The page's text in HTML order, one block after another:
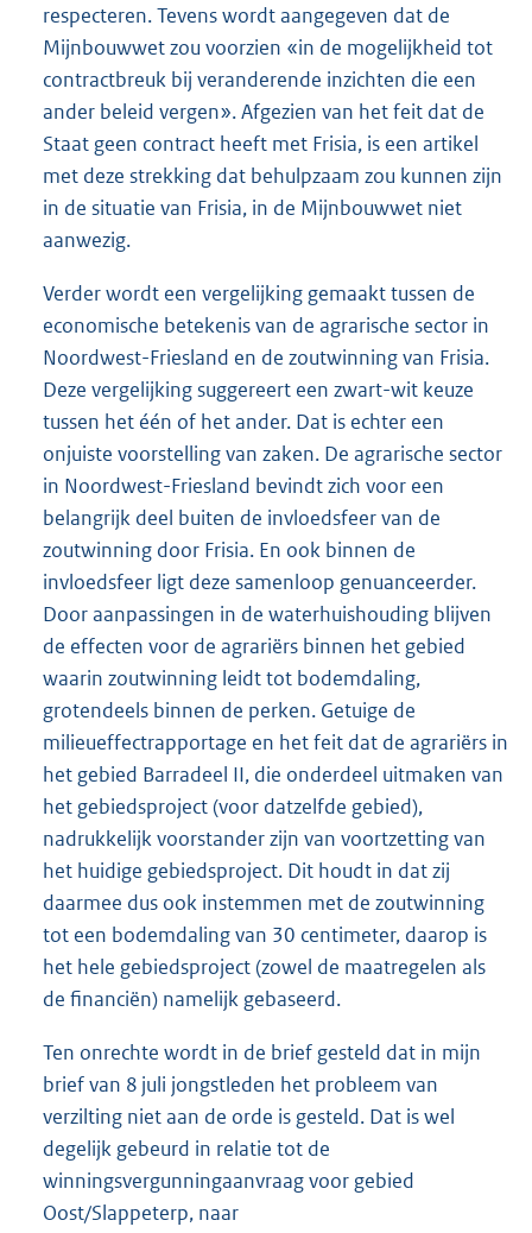
respecteren. Tevens wordt aangegeven dat de
Mijnbouwwet zou voorzien «in de mogelijkheid tot
contractbreuk bij veranderende inzichten die een
ander beleid vergen». Afgezien van het feit dat de
Staat geen contract heeft met Frisia, is een artikel
met deze strekking dat behulpzaam zou kunnen zijn
in de situatie van Frisia, in de Mijnbouwwet niet
aanwezig.
Verder wordt een vergelijking gemaakt tussen de
economische betekenis van de agrarische sector in
Noordwest-Friesland en de zoutwinning van Frisia.
Deze vergelijking suggereert een zwart-wit keuze
tussen het één of het ander. Dat is echter een
onjuiste voorstelling van zaken. De agrarische sector
in Noordwest-Friesland bevindt zich voor een
belangrijk deel buiten de invloedsfeer van de
zoutwinning door Frisia. En ook binnen de
invloedsfeer ligt deze samenloop genuanceerder.
Door aanpassingen in de waterhuishouding blijven
de effecten voor de agrariërs binnen het gebied
waarin zoutwinning leidt tot bodemdaling,
grotendeels binnen de perken. Getuige de
milieueffectrapportage en het feit dat de agrariërs in
het gebied Barradeel II, die onderdeel uitmaken van
het gebiedsproject (voor datzelfde gebied),
nadrukkelijk voorstander zijn van voortzetting van
het huidige gebiedsproject. Dit houdt in dat zij
daarmee dus ook instemmen met de zoutwinning
tot een bodemdaling van 30 centimeter, daarop is
het hele gebiedsproject (zowel de maatregelen als
de financiën) namelijk gebaseerd.
Ten onrechte wordt in de brief gesteld dat in mijn
brief van 8 juli jongstleden het probleem van
verzilting niet aan de orde is gesteld. Dat is wel
degelijk gebeurd in relatie tot de
winningsvergunningaanvraag voor gebied
Oost/Slappeterp, naar